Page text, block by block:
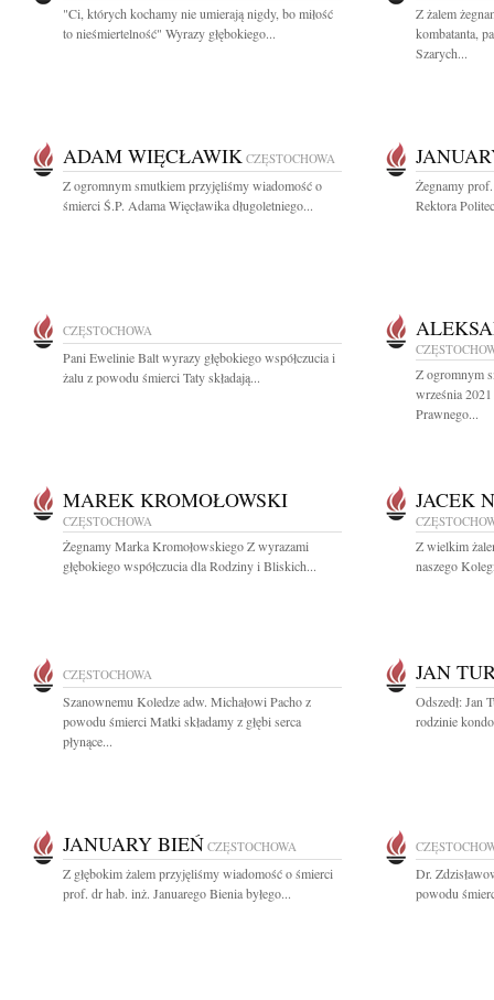
"Ci, których kochamy nie umierają nigdy, bo miłość
to nieśmiertelność" Wyrazy głębokiego...
Z żalem
kombatanta,
Szarych...
ADAM WIĘCŁAWIK CZĘSTOCHOWA
Z ogromnym smutkiem przyjęliśmy wiadomość o
śmierci Ś.P. Adama Więcławika długoletniego...
Żegnamy
Rektora
CZĘSTOCHOWA
Pani Ewelinie Balt wyrazy głębokiego współczucia i
żalu z powodu śmierci Taty składają...
Z ogromnym
września
Prawnego...
MAREK KROMOŁOWSKI
CZĘSTOCHOWA
Żegnamy Marka Kromołowskiego Z wyrazami
głębokiego współczucia dla Rodziny i Bliskich...
JACEK
Z wielkim
naszego
CZĘSTOCHOWA
Szanownemu Koledze adw. Michałowi Pacho z
powodu śmierci Matki składamy z głębi serca
płynące...
JAN
Odszedł: Jan
rodzinie
JANUARY BIEŃ CZĘSTOCHOWA
Z głębokim żalem przyjęliśmy wiadomość o śmierci
prof. dr hab. inż. Januarego Bienia byłego...
Dr.
powodu